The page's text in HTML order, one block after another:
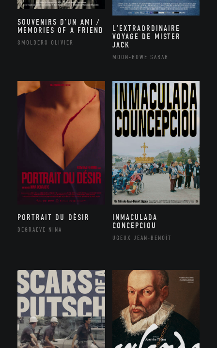
SOUVENIRS D’UN AMI /
MEMORIES OF A FRIEND
SMOLDERS OLIVIER
L’EXTRAORDINAIRE
VOYAGE DE MISTER
JACK
MOON-HOWE SARAH
PORTRAIT DU DÉSIR
DEGRAEVE NINA
INMACULADA
CONCEPCIOU
UGEUX JEAN-BENOÎT